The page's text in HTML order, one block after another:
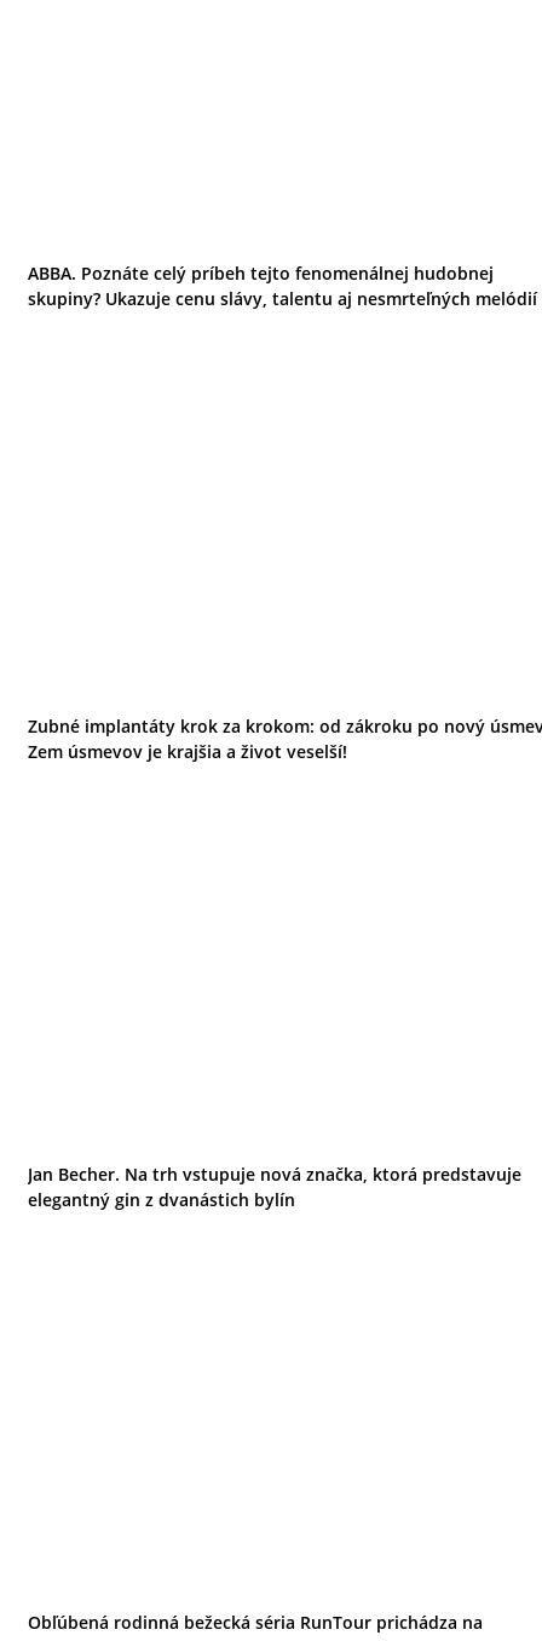
ABBA. Poznáte celý príbeh tejto fenomenálnej hudobnej
skupiny? Ukazuje cenu slávy, talentu aj nesmrteľných melódií
Zubné implantáty krok za krokom: od zákroku po nový
Zem úsmevov je krajšia a život veselší!
Jan Becher. Na trh vstupuje nová značka, ktorá predstavuje
elegantný gin z dvanástich bylín
Obľúbená rodinná bežecká séria RunTour prichádza na